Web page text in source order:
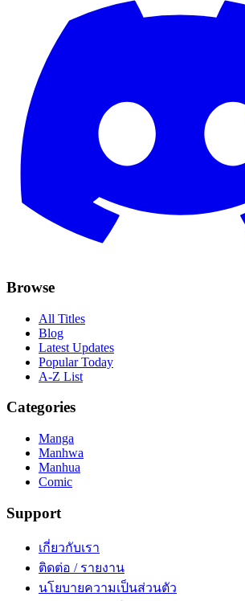
Browse
All Titles
Blog
Latest Updates
Popular Today
A-Z List
Categories
Manga
Manhwa
Manhua
Comic
Support
เกี่ยวกับเรา
ติดต่อ / รายงาน
นโยบายความเป็นส่วนตัว